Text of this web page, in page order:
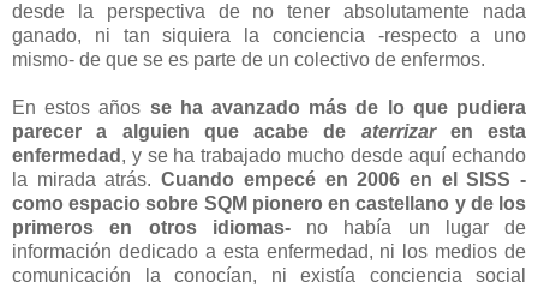
desde la perspectiva de no tener absolutamente nada
ganado, ni tan siquiera la conciencia -respecto a uno
mismo- de que se es parte de un colectivo de enfermos.
En estos años se ha avanzado más de lo que pudiera
parecer
a alguien que acabe de aterrizaren esta
enfermedad , y se ha trabajado mucho desde aquí echando
la mirada atrás.Cuando empecé en 2006 en el SISS -
como espacio sobre SQM pionero en castellano y de los
primeros en otros idiomas-no había un lugar de
información dedicado a esta enfermedad, ni los medios de
comunicación la conocían, ni existía conciencia social